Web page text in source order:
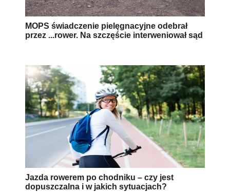
MOPS świadczenie pielęgnacyjne odebrał
przez ...rower. Na szczęście interweniował sąd
Jazda rowerem po chodniku – czy jest
dopuszczalna i w jakich sytuacjach?